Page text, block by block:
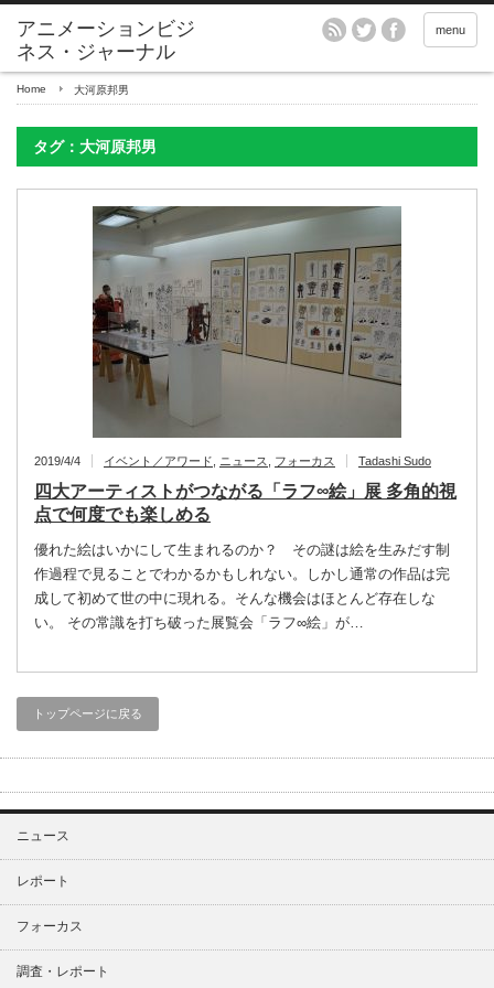
アニメーションビジ
ネス・ジャーナル
menu
Home 大河原邦男
タグ：大河原邦男
2019/4/4 イベント／アワード ニュース フォーカス Tadashi Sudo
四大アーティストがつながる「ラフ∞絵」展 多角的視
点で何度でも楽しめる
優れた絵はいかにして生まれるのか？ その謎は絵を生みだす制
作過程で見ることでわかるかもしれない。しかし通常の作品は完
成して初めて世の中に現れる。そんな機会はほとんど存在しな
い。 その常識を打ち破った展覧会「ラフ∞絵」が…
トップページに戻る
ニュース
レポート
フォーカス
調査・レポート